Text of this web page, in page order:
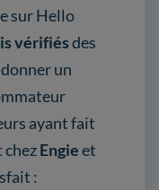
sur Hello
vérifiésdes
un
ayant fait
chezEngieet
: